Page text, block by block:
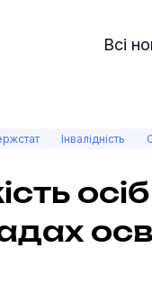
Всі
Інвалідність